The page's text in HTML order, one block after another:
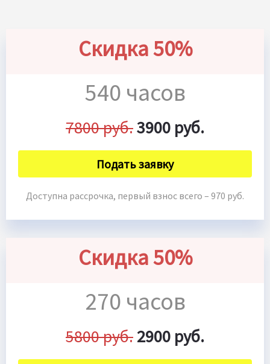
Скидка 50%
540 часов
7800 руб.3900 руб.
Подать заявку
Доступна рассрочка, первый взнос всего – 970 руб.
Скидка 50%
270 часов
5800 руб.2900 руб.